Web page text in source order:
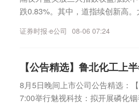
跌0.83%。其中，道指续创新高
6%，康菲石油、西方石油跌超
易跌近2%。热点聚焦一、中东
航道②伊朗官员：“抵抗阵线”协
海峡取决于美方行为二、外交部
合法权益2026年8月5日外交部发
证券时报·e公司 08-06 07:24
【公告精选】鲁北化工上
8月5日晚间上市公司公告精选：
7:00举行魅视科技：拟开展磷化